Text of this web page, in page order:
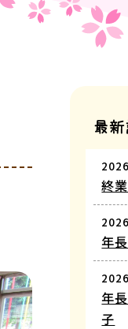
最新
終
年
年
子